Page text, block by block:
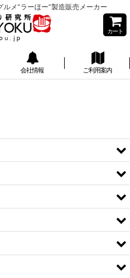
メ”ラーほー”製造販売メーカー
カート
会社情報 ご利用案内